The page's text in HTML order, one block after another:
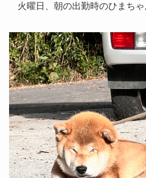
火曜日、朝の出勤時のひまち